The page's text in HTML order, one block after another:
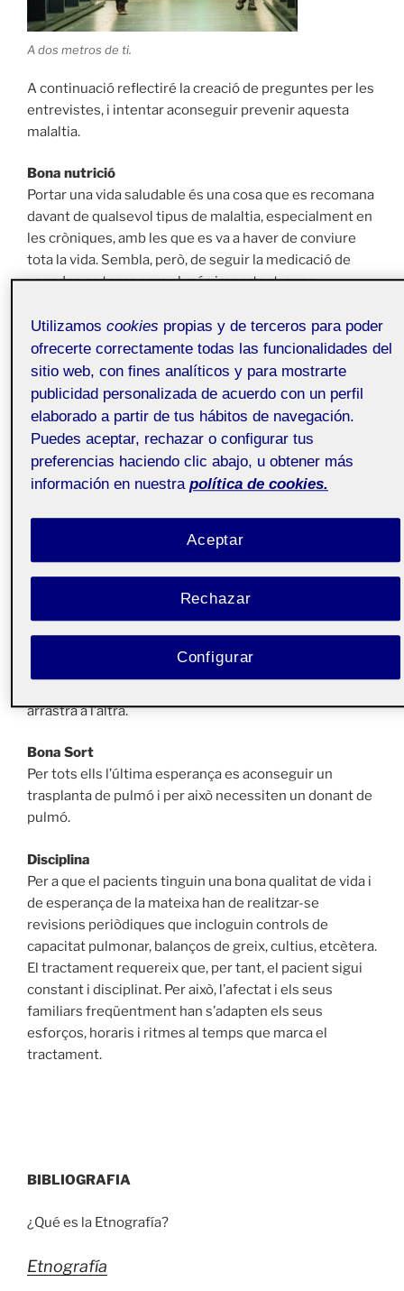
A dos metros de ti.
A continuació reflectiré la creació de preguntes per les
entrevistes, i intentar aconseguir prevenir aquesta
malaltia.
Bona nutrició
Portar una vida saludable és una cosa que es recomana
davant de qualsevol tipus de malaltia, especialment en
les cròniques, amb les que es va a haver de conviure
tota la vida. Sembla, però, de seguir la medicació de
vegades es torna com el més important, quan
pacient tant en relació amb els medicaments com
complir amb una dieta sana i equilibrada sempre ho és.
Interès
Tots tenim interès, per alguna cosa. Llegir aquest llibre
m’ha despertat molta interès per observa el
comportament d’aquestes persones i altres, també per
observar com reaccionen. Sobretot veure les seves
Si una cosa esta clara es que la motivació es primordial
a tots aquests efectes. No perdre l’esperança de
poder-se recuperar es un motivació per seguir
endavant el dia a dia d’aquest malalts.
arrastra a l’altra.
Bona Sort
Per tots ells l’última esperança es aconseguir un
trasplanta de pulmó i per això necessiten un donant de
pulmó.
Disciplina
Per a que el pacients tinguin una bona qualitat de vida i
de esperança de la mateixa han de realitzar-se
revisions periòdiques que incloguin controls de
capacitat pulmonar, balanços de greix, cultius, etcètera.
El tractament requereix que, per tant, el pacient sigui
constant i disciplinat. Per això, l’afectat i els seus
familiars freqüentment han s’adapten els seus
esforços, horaris i ritmes al temps que marca el
tractament.
BIBLIOGRAFIA
¿Qué es la Etnografía?
Etnografía
Utilizamos cookies propias y de terceros para poder
ofrecerte correctamente todas las funcionalidades del
sitio web, con fines analíticos y para mostrarte
publicidad personalizada de acuerdo con un perfil
elaborado a partir de tus hábitos de navegación.
Puedes aceptar, rechazar o configurar tus
preferencias haciendo clic abajo, u obtener más
información en nuestra política de cookies.
Rechazar
Aceptar
Configurar